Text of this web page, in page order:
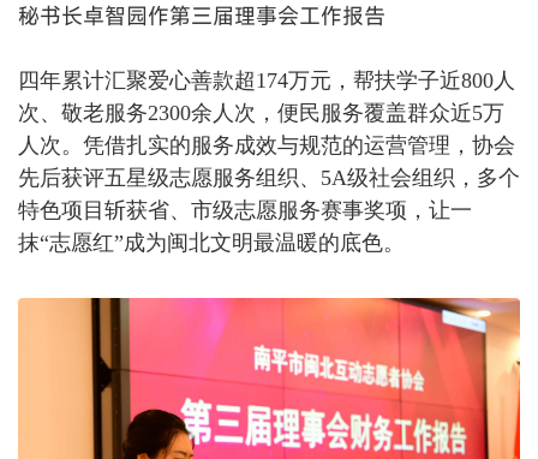
秘书长卓智园作第三届理事会工作报告
四年累计汇聚爱心善款超174万元，帮扶学子近800人
次、敬老服务2300余人次，便民服务覆盖群众近5万
人次。凭借扎实的服务成效与规范的运营管理，协会
先后获评五星级志愿服务组织、5A级社会组织，多个
特色项目斩获省、市级志愿服务赛事奖项，让一
抹“志愿红”成为闽北文明最温暖的底色。